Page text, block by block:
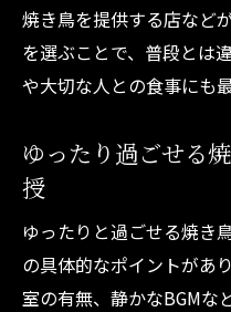
焼き鳥を提供する店など
を選ぶことで、普段とは
や大切な人との食事にも最
ゆったり過ごせる
授
ゆったりと過ごせる焼き
の具体的なポイントがあ
室の有無、静かなBGMな